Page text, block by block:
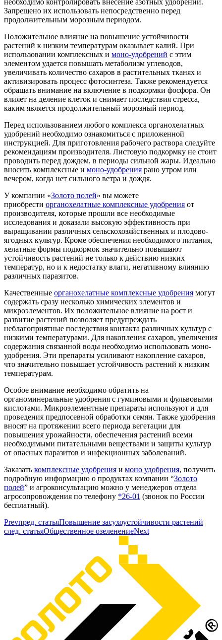
Запрещено их использовать непосредственно перед
продолжительным морозным периодом.
Положительное влияние на повышение устойчивости
растений к низким температурам оказывает калий. При
использовании комплексных и моно-удобрений с этим
элементом удается повышать метаболизм углеводов,
увеличивать количество сахаров в растительных тканях и
активизировать процесс фотосинтеза. Также рекомендуется
обращать внимание на включение в подкормки фосфора. Он
влияет на деление клеток и снимает последствия стресса,
каким является продолжительный морозный период.
Перед использованием любого комплекса органохелатных
удобрений необходимо ознакомиться с приложенной
инструкцией. Для приготовления рабочего раствора следуйте
рекомендациям производителя. Листовую подкормку не стоит
проводить перед дождем, в периоды сильной жары. Идеально
вносить комплексные и моно-удобрения рано утром или
вечером, когда нет сильного ветра и дождя.
У компании «Золото полей» вы можете
приобрести органохелатные комплексные удобрения от
производителя, которые прошли все необходимые
исследования и доказали высокую эффективность при
выращивании различных сельскохозяйственных и плодово-
ягодных культур. Кроме обеспечения необходимого питания,
хелатные формы подкормок значительно повышают
устойчивость растений не только к действию низких
температур, но и к недостатку влаги, негативному влиянию
различных паразитов.
Качественные органохелатные комплексные удобрения могут
содержать сразу несколько химических элементов и
микроэлементов. Их положительное влияние на рост и
развитие растений позволяет предупреждать
неблагоприятные последствия контакта различных культур с
низкими температурами. Для накопления сахаров, увеличения
содержания связанной воды необходимо использовать моно-
удобрения. Эти препараты усиливают накопление сахаров,
что значительно повышает устойчивость растений к низким
температурам.
Особое внимание необходимо обратить на
органоминеральные удобрения с гуминовыми и фульвовыми
кислотами. Микроэлементные препараты используют и для
проведения предпосевной обработки семян. Также удобрения
вносят на протяжении всего периода вегетации для
повышения урожайности, обеспечения растений всеми
необходимыми питательными веществами и защиты культур
от опасных паразитов и инфекционных заболеваний.
Заказать комплексные удобрения и моно удобрения, получить
подробную информацию о продуктах компании “Золото
полей” и агроконсультацию можно у менеджеров отдела
агросопровождения по телефону *26-01 (звонок по России
бесплатный).
Prevпред. статьяПовышение засухоустойчивости растений
след. статьяОбщественное озеленениеNext